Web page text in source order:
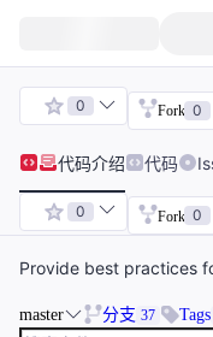
0 Fork 0
代码介绍 代码
0 Fork 0
Provide best practices
master 分支 37 Tags